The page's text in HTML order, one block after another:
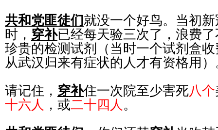
共和党匪徒们就没一个好鸟。当初
时， 穿补已经每天验三次了，浪费
珍贵的检测试剂（当时一个试剂盒
从武汉归来有症状的人才有资格用
请记住， 穿补住一次院至少害死八个
十六人 ，或二十四人 。